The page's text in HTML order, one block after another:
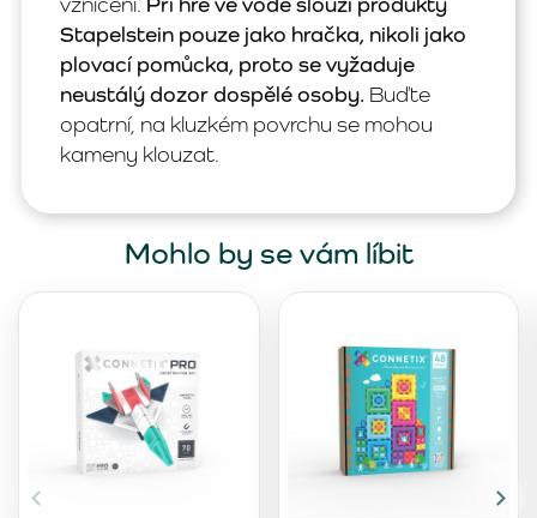
Stapelstein pouze jako hračka, nikoli jako
plovací pomůcka, proto se vyžaduje
neustálý dozor dospělé osoby. Buďte
opatrní, na kluzkém povrchu se mohou
kameny klouzat.
Mohlo by se vám líbit